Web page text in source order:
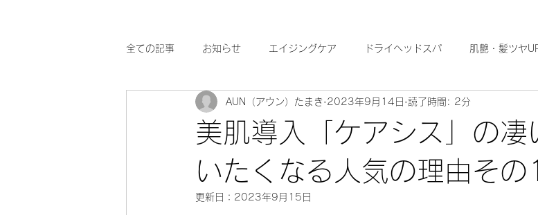
全ての記事 お知らせ エイジングケア ドライヘッドスパ 肌艶・髪ツヤ
最近、興味があること わたしが勉強になった本 ハーブフェイシ
美肌導入「ケアシス」の凄
いたくなる人気の理由その1
AUN（アウン）たまき 2023年9月14日 読了時間: 2分
更新日： 2023年9月15日